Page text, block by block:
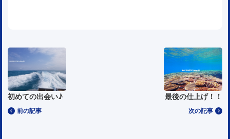
前の記事
初めての出会い♪
次の記事
最後の仕上げ！！